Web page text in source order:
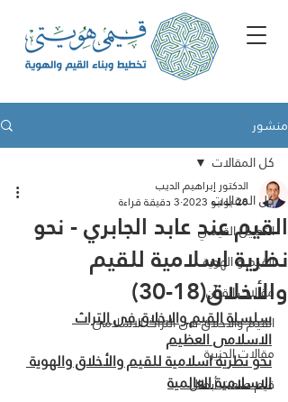
منشور
كل المقالات
التحليل القيمي
القيم و الهوية
مقالات القرآن
القيم والاخلاق فى التراث الاسلامى
مقالات الجزيرة
ﻗﯾم ﺻﻧﻌت أﺑطﺎل
كل المقالات
القيم عند عابد الجابري - نحو
نظرية اسلامية للقيم
والأخلاق(18-30)
الدكتور إبراهيم الديب
28 يوليو 2023
3 دقيقة قراءة
سلسلة القيم والاخلاق فى التراث
الاسلامى العظيم
نحو نظرية اسلامية للقيم والأخلاق والهوية
الاسلامية العالمية